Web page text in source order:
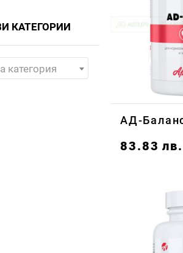
АД-
83.83 лв.
КАТЕГОРИИ
категория